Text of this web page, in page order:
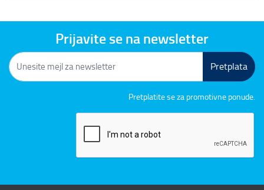
Prijavite se na newsletter
Pretplata
Pretplatite se za promotivne ponude.